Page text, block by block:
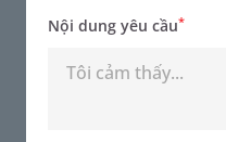
Nội dung yêu cầu*